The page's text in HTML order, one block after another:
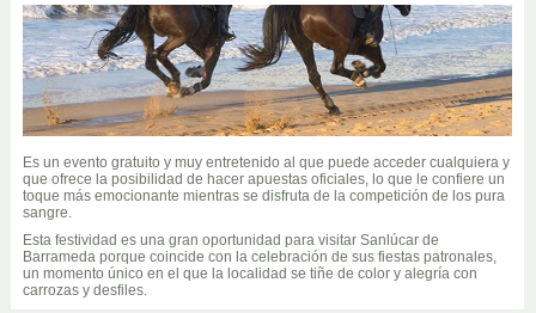
Es un evento gratuito y muy entretenido al que puede acceder cualquiera y
que ofrece la posibilidad de hacer apuestas oficiales, lo que le confiere un
toque más emocionante mientras se disfruta de la competición de los pura
sangre.
Esta festividad es una gran oportunidad para visitar Sanlúcar de
Barrameda porque coincide con la celebración de sus fiestas patronales,
un momento único en el que la localidad se tiñe de color y alegría con
carrozas y desfiles.